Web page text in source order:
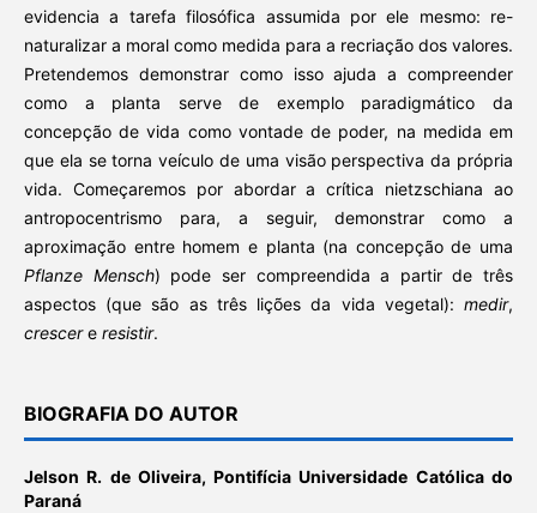
evidencia a tarefa filosófica assumida por ele mesmo: re-
naturalizar a moral como medida para a recriação dos valores.
Pretendemos demonstrar como isso ajuda a compreender
como a planta serve de exemplo paradigmático da
concepção de vida como vontade de poder, na medida em
que ela se torna veículo de uma visão perspectiva da própria
vida. Começaremos por abordar a crítica nietzschiana ao
antropocentrismo para, a seguir, demonstrar como a
aproximação entre homem e planta (na concepção de uma
Pflanze Mensch) pode ser compreendida a partir de três
aspectos (que são as três lições da vida vegetal):medir,
crescere resistir.
BIOGRAFIA DO AUTOR
Jelson R. de Oliveira,Pontifícia Universidade Católica do
Paraná